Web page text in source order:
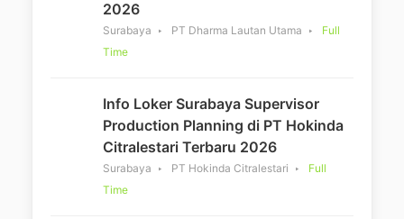
2026
Surabaya PT Dharma Lautan Utama
Full
Time
Info Loker Surabaya Supervisor
Production Planning di PT Hokinda
Citralestari Terbaru 2026
Surabaya PT Hokinda Citralestari
Full
Time